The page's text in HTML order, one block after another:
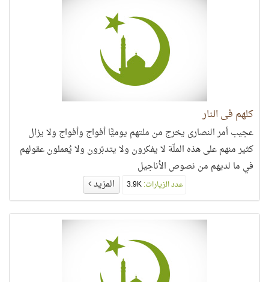
كلهم في النار
عجيب أمر النصارى يخرج من ملتهم يوميًّا أفواج وأفواج ولا يزال
كثير منهم على هذه الملّة لا يفكرون ولا يتدبّرون ولا يُعملون عقولهم
في ما لديهم من نصوص الأناجيل
عدد الزيارات: المزيد